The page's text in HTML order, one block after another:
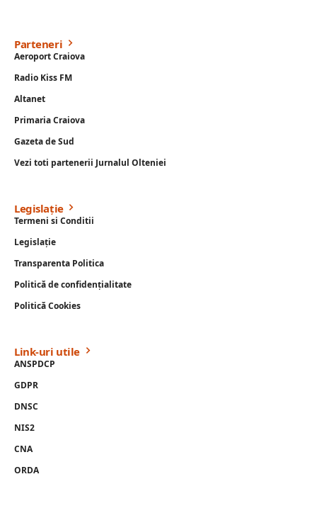
Parteneri
Aeroport Craiova
Radio Kiss FM
Altanet
Primaria Craiova
Gazeta de Sud
Vezi toti partenerii Jurnalul Olteniei
Legislație
Termeni si Conditii
Legislație
Transparenta Politica
Politică de confidențialitate
Politică Cookies
Link-uri utile
ANSPDCP
GDPR
DNSC
NIS2
CNA
ORDA